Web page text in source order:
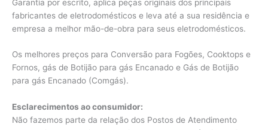
Garantia por escrito, aplica peças originais dos principais
fabricantes de eletrodomésticos e leva até a sua residência e
empresa a melhor mão-de-obra para seus eletrodomésticos.
Os melhores preços para Conversão para Fogões, Cooktops e
Fornos, gás de Botijão para gás Encanado e Gás de Botijão
para gás Encanado (Comgás).
Esclarecimentos ao consumidor:
Não fazemos parte da relação dos Postos de Atendimento